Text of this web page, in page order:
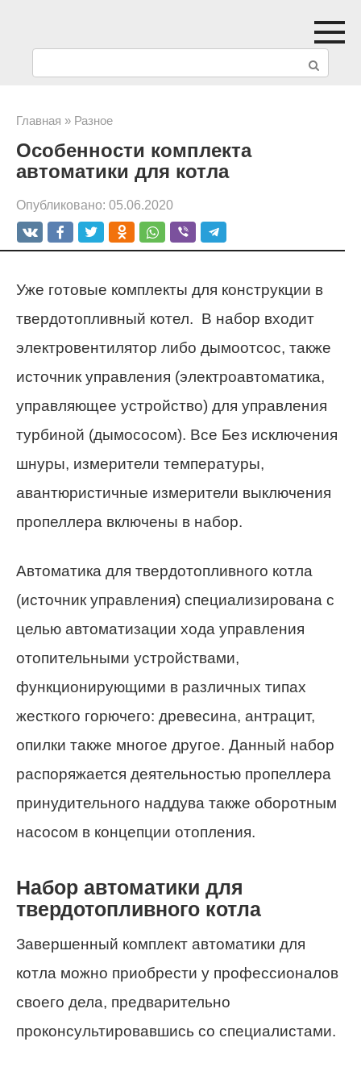
контенту
с
к
Главная » Разное
Особенности комплекта
автоматики для котла
Опубликовано: 05.06.2020
Уже готовые комплекты для конструкции в
твердотопливный котел. В набор входит
электровентилятор либо дымоотсос, также
источник управления (электроавтоматика,
управляющее устройство) для управления
турбиной (дымососом). Все Без исключения
шнуры, измерители температуры,
авантюристичные измерители выключения
пропеллера включены в набор.
Автоматика для твердотопливного котла
(источник управления) специализирована с
целью автоматизации хода управления
отопительными устройствами,
функционирующими в различных типах
жесткого горючего: древесина, антрацит,
опилки также многое другое. Данный набор
распоряжается деятельностью пропеллера
принудительного наддува также оборотным
насосом в концепции отопления.
Набор автоматики для
твердотопливного котла
Завершенный комплект автоматики для
котла можно приобрести у профессионалов
своего дела, предварительно
проконсультировавшись со специалистами.